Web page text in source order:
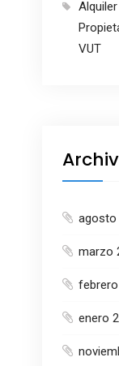
VUT
agosto
marzo
enero